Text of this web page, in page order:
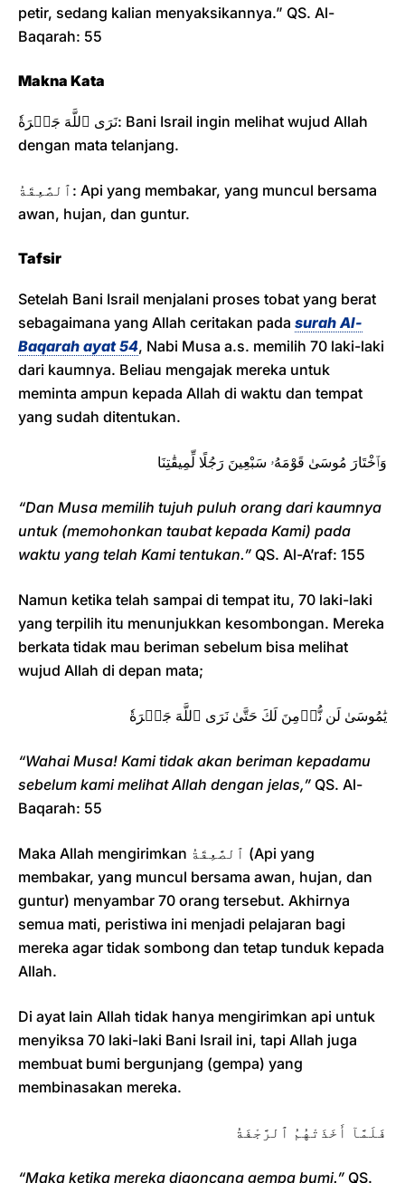
petir, sedang kalian menyaksikannya.” QS. Al-
Baqarah: 55
Makna Kata
نَرَى ٱللَّهَ جَهۡرَةٗ: Bani Israil ingin melihat wujud Allah
dengan mata telanjang.
ٱلصَّٰعِقَةُ: Api yang membakar, yang muncul bersama
awan, hujan, dan guntur.
Tafsir
Setelah Bani Israil menjalani proses tobat yang berat
sebagaimana yang Allah ceritakan pada surah Al-
Baqarah ayat 54, Nabi Musa a.s. memilih 70 laki-laki
dari kaumnya. Beliau mengajak mereka untuk
meminta ampun kepada Allah di waktu dan tempat
yang sudah ditentukan.
وَٱخْتَارَ مُوسَىٰ قَوْمَهُۥ سَبْعِينَ رَجُلًا لِّمِيقَٰتِنَا
“Dan Musa memilih tujuh puluh orang dari kaumnya
untuk (memohonkan taubat kepada Kami) pada
waktu yang telah Kami tentukan.” QS. Al-A’raf: 155
Namun ketika telah sampai di tempat itu, 70 laki-laki
yang terpilih itu menunjukkan kesombongan. Mereka
berkata tidak mau beriman sebelum bisa melihat
wujud Allah di depan mata;
يَٰمُوسَىٰ لَن نُّؤۡمِنَ لَكَ حَتَّىٰ نَرَى ٱللَّهَ جَهۡرَةٗ
“Wahai Musa! Kami tidak akan beriman kepadamu
sebelum kami melihat Allah dengan jelas,” QS. Al-
Baqarah: 55
Maka Allah mengirimkan ٱلصَّٰعِقَةُ (Api yang
membakar, yang muncul bersama awan, hujan, dan
guntur) menyambar 70 orang tersebut. Akhirnya
semua mati, peristiwa ini menjadi pelajaran bagi
mereka agar tidak sombong dan tetap tunduk kepada
Allah.
Di ayat lain Allah tidak hanya mengirimkan api untuk
menyiksa 70 laki-laki Bani Israil ini, tapi Allah juga
membuat bumi bergunjang (gempa) yang
membinasakan mereka.
فَلَمَّآ أَخَذَتْهُمُ ٱلرَّجْفَةُ
“Maka ketika mereka digoncang gempa bumi.” QS.